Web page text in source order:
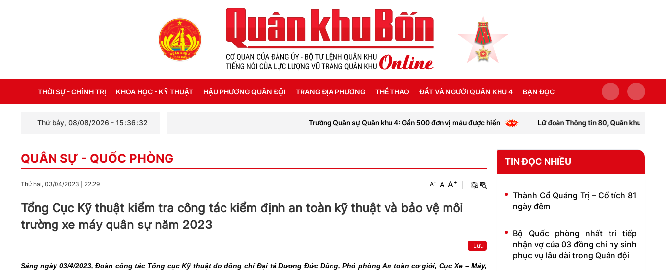
THỜI SỰ - CHÍNH TRỊ
THỜI SỰ QUỐC TẾ
KỶ NIỆM 110 NĂM NGÀY BÁC HỒ RA ĐI
TÌM ĐƯỜNG CỨU NƯỚC (05/6/1911 -
05/6/2021)
QUÂN KHU 4 (15/10/1945 - 15/10/2020)
KHOA HỌC - KỸ THUẬT HẬU PHƯƠNG QUÂN ĐỘI TRANG ĐỊA PHƯƠNG
QUẢNG TRỊ
THỂ THAO ĐẤT VÀ NGƯỜI QUÂN KHU 4 BẠN ĐỌC
Thứ bảy, 08/08/2026 - 15:36:34 Trường Quân sự Quân khu 4: Gần 500 đơn vị máu được hiến Lữ đoàn Thông tin 80, Quân khu 4: Bàn giao “Nhà đồng
QUÂN SỰ - QUỐC PHÒNG
Thứ hai, 03/04/2023 22:29 A- A A+
Tổng Cục Kỹ thuật kiểm tra công tác kiểm định an toàn kỹ thuật và bảo vệ môi
trường xe máy quân sự năm 2023
Lưu
Sáng ngày 03/4/2023, Đoàn công tác Tổng cục Kỹ thuật do đồng chí Đại tá Dương Đức Dũng, Phó phòng An toàn cơ giới, Cục Xe – Máy,
TIN ĐỌC NHIỀU
Thành Cổ Quảng Trị – Cổ tích 81
ngày đêm
Bộ Quốc phòng nhất trí tiếp
nhận vợ của 03 đồng chí hy sinh
phục vụ lâu dài trong Quân đội